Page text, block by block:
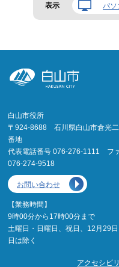
表示 パソ
白山市役所
〒924-8688 石川県白山市倉光二
番地
代表電話番号 076-276-1111 フ
076-274-9518
お問い合わせ
【業務時間】
9時00分から17時00分まで
土曜日・日曜日、祝日、12月29
日は除く
アクセシビ